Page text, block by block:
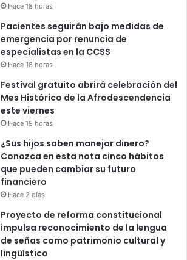
Hace 18 horas
Pacientes seguirán bajo medidas de
emergencia por renuncia de
especialistas en la CCSS
Hace 18 horas
Festival gratuito abrirá celebración del
Mes Histórico de la Afrodescendencia
este viernes
Hace 19 horas
¿Sus hijos saben manejar dinero?
Conozca en esta nota cinco hábitos
que pueden cambiar su futuro
financiero
Hace 2 días
Proyecto de reforma constitucional
impulsa reconocimiento de la lengua
de señas como patrimonio cultural y
lingüístico